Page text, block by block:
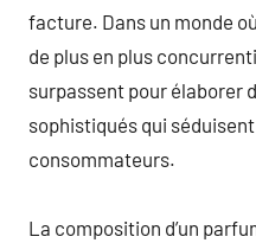
facture. Dans un monde
de plus en plus
surpassent pour élaborer
sophistiqués qui
consommateurs.
La composition d’un